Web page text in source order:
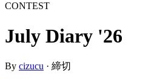
CONTEST
July Diary '26
By cizucu · 締切